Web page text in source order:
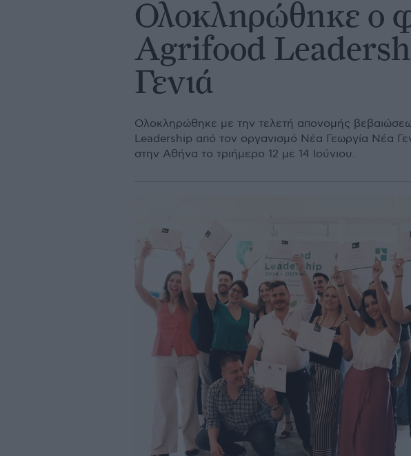
Ολοκληρώθηκε ο
Agrifood
Γενιά
Ολοκληρώθηκε με την τελετή απονομής
Leadership από τον οργανισμό Νέα Γεωργία Νέα
στην Αθήνα το τριήμερο 12 με 14 Ιούνιου.